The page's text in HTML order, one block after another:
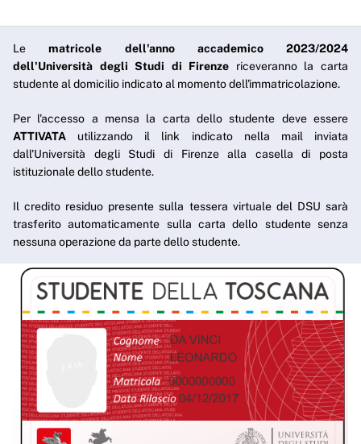
Lematricole dell'anno accademico 2023/2024
dell'Università degli Studi di Firenze riceveranno la carta
studente al domicilio indicato al momento dell'immatricolazione.
Per l'accesso a mensa la carta dello studente deve essere
ATTIVATA utilizzando il link indicato nella mail inviata
dall'Università degli Studi di Firenze alla casella di posta
istituzionale dello studente.
Il credito residuo presente sulla tessera virtuale del DSU sarà
trasferito automaticamente sulla carta dello studente senza
nessuna operazione da parte dello studente.